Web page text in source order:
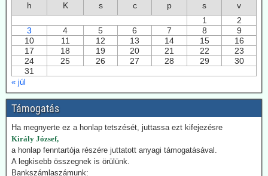
fokozza a geotermiában rejlő lehetőségek
kiaknázását
Az USA képviselőháza törvény fogadott el a geotermikus energia
kiaknázásának felgyorsítására. Németországban 2024-ben
összesen 29 TWh energiát nyertek a föld mélyéből. Németország is
hatósági úton kívánja a kiaknázást felgyorsítani.
2026.07.22. Climatechangedispatch: Japán
visszakozik klímavédelmi vállalásaitól
helyezi azokat a szénerőműveket, amelyeket nemrég még egy
szennyezőbb korszak maradványainak bélyegeztek. Az energiaügyi
hatóságok „rendkívüli ellátási bizonytalansággal” indokolták annak a
tüzelőanyagnak a használatát, amelynek felszámolását korábban
h K s c p s
v
1
2
3
4 5 6 7 8
9
10
11 12 13 14 15
16
17
18 19 20 21 22
23
24
25 26 27 28 29
30
31
« júl
Támogatás
Ha megnyerte ez a honlap tetszését, juttassa ezt kifejezésre
Király József,
a honlap fenntartója részére juttatott anyagi támogatásával.
A legkisebb összegnek is örülünk.
Bankszámlaszámunk: